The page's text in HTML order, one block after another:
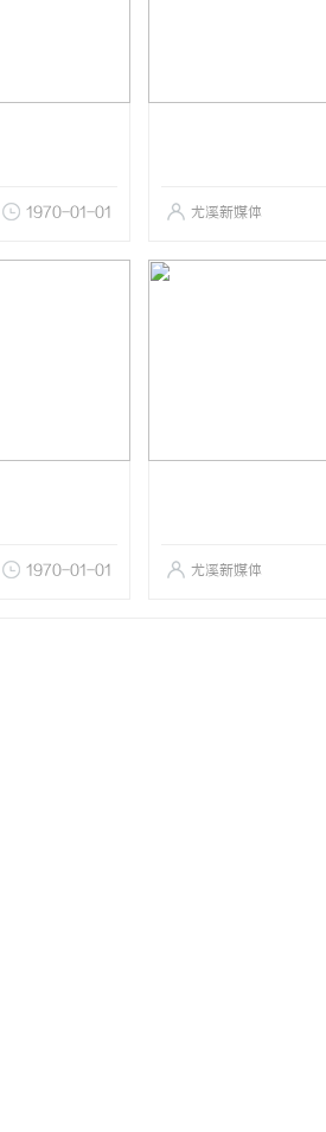
1970-01-01 尤溪新媒体
1970-01-01 尤溪新媒体